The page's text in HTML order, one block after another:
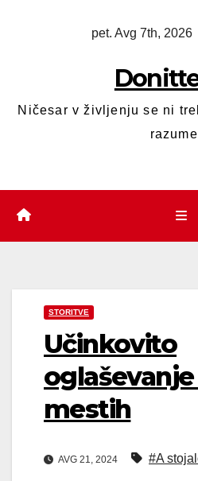
pet. Avg 7th, 2026
Ničesar v življenju se ni
STORITVE
Učinkovito
mestih
AVG 21, 2024 #A